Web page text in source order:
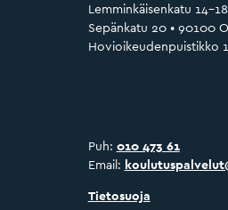
Lemminkäisenkatu
Sepänkatu 20 • 90100
Hovioikeudenpuistikko
Puh: 010 473 61
Email:
Tietosuoja